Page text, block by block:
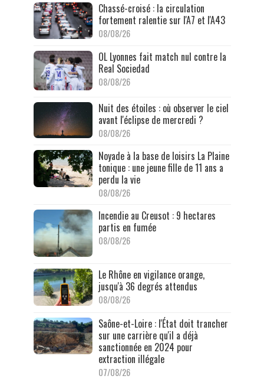
Chassé-croisé : la circulation
fortement ralentie sur l'A7 et l'A43
08/08/26
OL Lyonnes fait match nul contre la
Real Sociedad
08/08/26
Nuit des étoiles : où observer le ciel
avant l'éclipse de mercredi ?
08/08/26
Noyade à la base de loisirs La Plaine
tonique : une jeune fille de 11 ans a
perdu la vie
08/08/26
Incendie au Creusot : 9 hectares
partis en fumée
08/08/26
Le Rhône en vigilance orange,
jusqu'à 36 degrés attendus
08/08/26
Saône-et-Loire : l'État doit trancher
sur une carrière qu'il a déjà
sanctionnée en 2024 pour
extraction illégale
07/08/26